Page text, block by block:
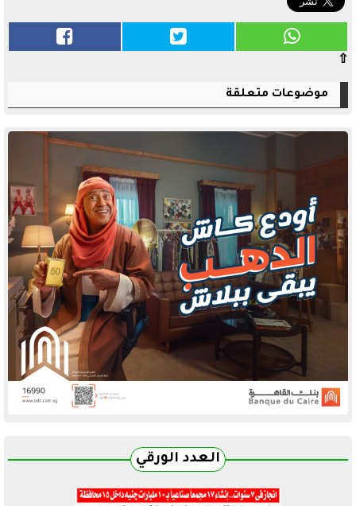
⇧
موضوعات متعلقة
العدد الورقي